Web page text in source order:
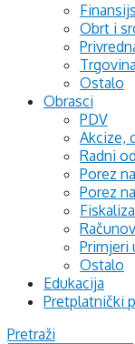
Obrt i
Trgovina
Ostalo
Obrasci
PDV
Akcize,
Radni
Porez
Porez
Primjeri
Ostalo
Edukacija
Pretplatnički
Pretraži